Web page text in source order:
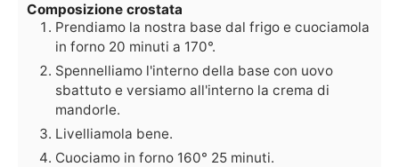
Composizione crostata
Prendiamo la nostra base dal frigo e cuociamola
in forno 20 minuti a 170°.
Spennelliamo l'interno della base con uovo
sbattuto e versiamo all'interno la crema di
mandorle.
Livelliamola bene.
Cuociamo in forno 160° 25 minuti.